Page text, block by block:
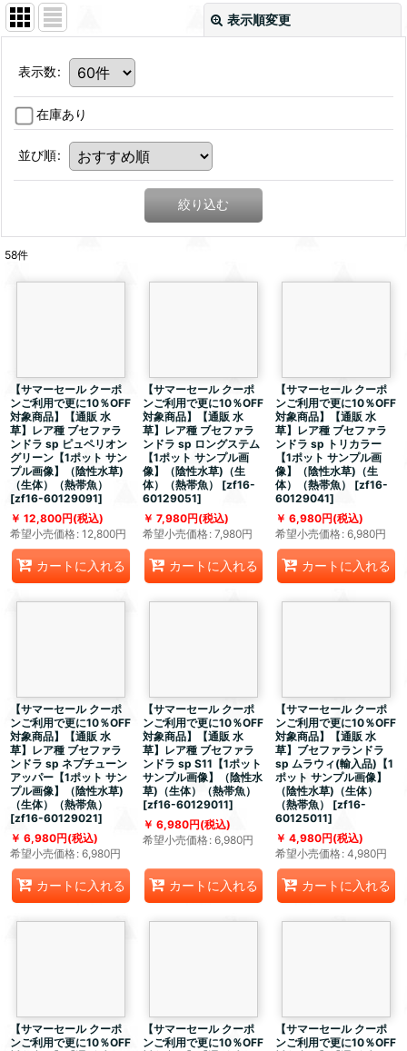
表示順変更
表示数:
在庫あり
並び順:
絞り込む
58件
【サマーセール クーポ
ンご利用で更に10％OFF
対象商品】【通販 水
草】レア種 ブセファラ
ンドラ sp ピュペリオン
グリーン【1ポット サン
プル画像】（陰性水草)
（生体）（熱帯魚）
[zf16-60129091]
12,800円(税込)
希望小売価格: 12,800円
カートに入れる
【サマーセール クーポ
ンご利用で更に10％OFF
対象商品】【通販 水
草】レア種 ブセファラ
ンドラ sp ロングステム
【1ポット サンプル画
像】（陰性水草)（生
体）（熱帯魚）
[zf16-
60129051]
7,980円(税込)
希望小売価格: 7,980円
カートに入れる
【サマーセール クーポ
ンご利用で更に10％OFF
対象商品】【通販 水
草】レア種 ブセファラ
ンドラ sp トリカラー
【1ポット サンプル画
像】（陰性水草)（生
体）（熱帯魚）
[zf16-
60129041]
6,980円(税込)
希望小売価格: 6,980円
カートに入れる
【サマーセール クーポ
ンご利用で更に10％OFF
対象商品】【通販 水
草】レア種 ブセファラ
ンドラ sp ネプチューン
アッパー【1ポット サン
プル画像】（陰性水草)
（生体）（熱帯魚）
[zf16-60129021]
6,980円(税込)
希望小売価格: 6,980円
カートに入れる
【サマーセール クーポ
ンご利用で更に10％OFF
対象商品】【通販 水
草】レア種 ブセファラ
ンドラ sp S11【1ポット
サンプル画像】（陰性水
草)（生体）（熱帯魚）
[zf16-60129011]
6,980円(税込)
希望小売価格: 6,980円
カートに入れる
【サマーセール クーポ
ンご利用で更に10％OFF
対象商品】【通販 水
草】ブセファランドラ
sp ムラウィ(輸入品)【1
ポット サンプル画像】
（陰性水草)（生体）
（熱帯魚）
[zf16-
60125011]
4,980円(税込)
希望小売価格: 4,980円
カートに入れる
【サマーセール クーポ
ンご利用で更に10％OFF
【サマーセール クーポ
ンご利用で更に10％OFF
【サマーセール クーポ
ンご利用で更に10％OFF